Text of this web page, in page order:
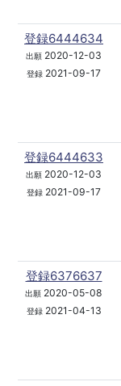
登録6444634
出願 2020-12-03
登録 2021-09-17
登録6444633
出願 2020-12-03
登録 2021-09-17
登録6376637
出願 2020-05-08
登録2021-04-13